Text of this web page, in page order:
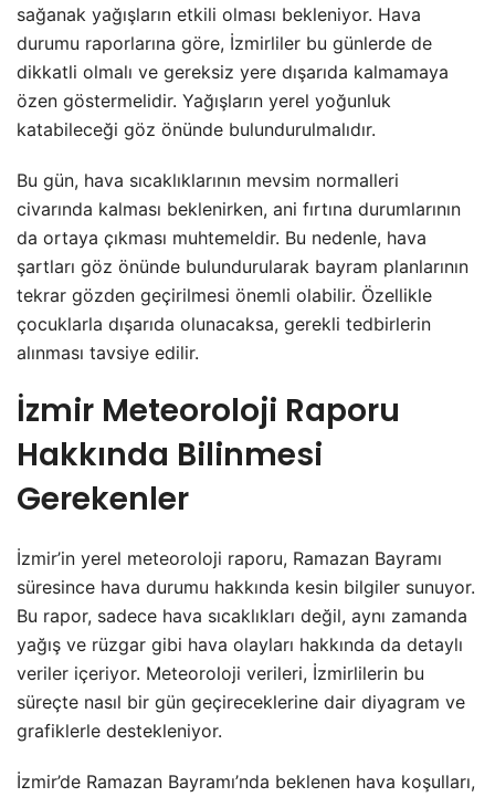
sağanak yağışların etkili olması bekleniyor. Hava
durumu raporlarına göre, İzmirliler bu günlerde de
dikkatli olmalı ve gereksiz yere dışarıda kalmamaya
özen göstermelidir. Yağışların yerel yoğunluk
katabileceği göz önünde bulundurulmalıdır.
Bu gün, hava sıcaklıklarının mevsim normalleri
civarında kalması beklenirken, ani fırtına durumlarının
da ortaya çıkması muhtemeldir. Bu nedenle, hava
şartları göz önünde bulundurularak bayram planlarının
tekrar gözden geçirilmesi önemli olabilir. Özellikle
çocuklarla dışarıda olunacaksa, gerekli tedbirlerin
alınması tavsiye edilir.
İzmir Meteoroloji Raporu
Hakkında Bilinmesi
Gerekenler
İzmir’in yerel meteoroloji raporu, Ramazan Bayramı
süresince hava durumu hakkında kesin bilgiler sunuyor.
Bu rapor, sadece hava sıcaklıkları değil, aynı zamanda
yağış ve rüzgar gibi hava olayları hakkında da detaylı
veriler içeriyor. Meteoroloji verileri, İzmirlilerin bu
süreçte nasıl bir gün geçireceklerine dair diyagram ve
grafiklerle destekleniyor.
İzmir’de Ramazan Bayramı’nda beklenen hava koşulları,